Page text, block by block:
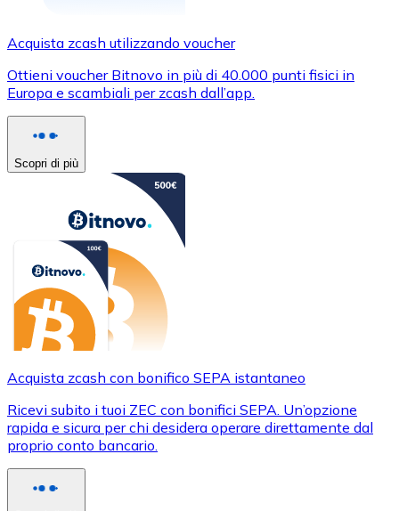
Acquista zcash utilizzando voucher
Ottieni voucher Bitnovo in più di 40.000 punti fisici in
Europa e scambiali per zcash dall’app.
Scopri di più
Acquista zcash con bonifico SEPA istantaneo
Ricevi subito i tuoi ZEC con bonifici SEPA. Un’opzione
rapida e sicura per chi desidera operare direttamente dal
proprio conto bancario.